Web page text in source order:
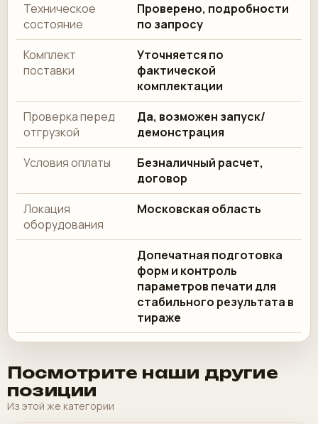
Техническое
состояние
Проверено, подробности
по запросу
Комплект
поставки
Уточняется по
фактической
комплектации
Проверка перед
отгрузкой
Да, возможен запуск/
демонстрация
Условия оплаты
Безналичный расчет,
договор
Локация
оборудования
Московская область
Допечатная подготовка
форм и контроль
параметров печати для
стабильного результата в
тираже
Посмотрите наши другие
позиции
Из этой же категории